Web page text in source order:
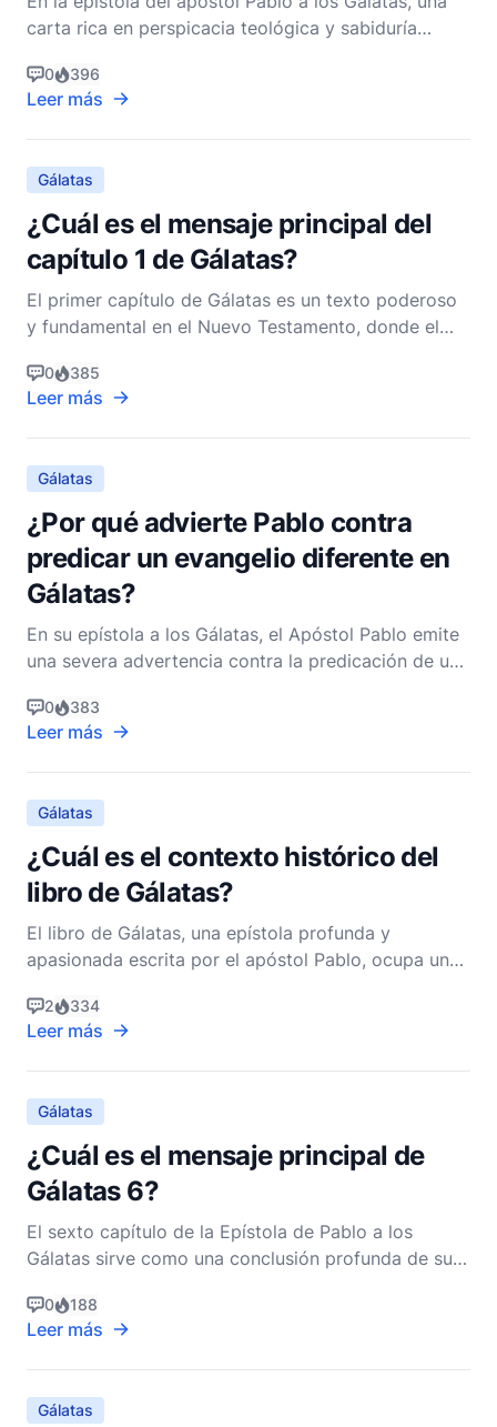
carta rica en perspicacia teológica y sabiduría
uno debe examinar sus propias acciones. Entonces
podrán sentirse orgullosos de sí mismos, sin
compararse con nadie más" (NVI). Este versículo,
enclav
0 396
Leer más
Gálatas
¿Cuál es el mensaje principal del
capítulo 1 de Gálatas?
El primer capítulo de Gálatas es un texto poderoso
y fundamental en el Nuevo Testamento, donde el
un mensaje ferviente y urgente. En este capítulo,
Pablo establece el tono para toda la epístola al
enfatizar el origen divino de su apostolado y el
0 385
Leer más
Gálatas
¿Por qué advierte Pablo contra
predicar un evangelio diferente en
Gálatas?
En su epístola a los Gálatas, el Apóstol Pablo emite
una severa advertencia contra la predicación de un
en Gálatas 1:6-9, donde Pablo expresa su asombro
de que los gálatas estén desertando tan
rápidamente de aquel que los llamó por la gracia de
Cris
0 383
Leer más
Gálatas
¿Cuál es el contexto histórico del
libro de Gálatas?
El libro de Gálatas, una epístola profunda y
apasionada escrita por el apóstol Pablo, ocupa un
cuestiones fundamentales sobre la fe, la ley y la
libertad cristiana. Comprender el contexto histórico
de Gálatas es crucial para captar su mensaje y la u
2 334
Leer más
Gálatas
¿Cuál es el mensaje principal de
Gálatas 6?
El sexto capítulo de la Epístola de Pablo a los
Gálatas sirve como una conclusión profunda de su
cristiana, la responsabilidad comunitaria y el poder
transformador de la cruz. Al adentrarnos en Gálatas
6, encontramos un rico tapiz de exhortaciones e
ideas t
0 188
Leer más
Gálatas